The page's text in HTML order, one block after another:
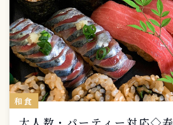
和食